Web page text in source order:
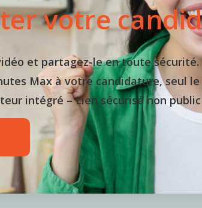
votre
et partagez-le en toute sécurité.
Max à votre candidature, seul
intégré – Lien sécurisé non public